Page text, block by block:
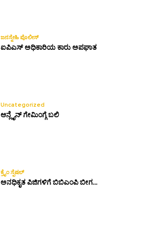
ಜನಸ್ನೇಹಿ ಪೊಲೀಸ್
ಐಪಿಎಸ್ ಅಧಿಕಾರಿಯ ಕಾರು ಅಪಘಾತ
Uncategorized
ಆನ್ಲೈನ್ ಗೇಮಿಂಗ್ಗೆ ಬಲಿ
ಕ್ರೈಂ ಸ್ಪೆಷಲ್
ಅನಧಿಕೃತ ಪಿಜಿಗಳಿಗೆ ಬಿಬಿಎಂಪಿ ಬೀಗ…